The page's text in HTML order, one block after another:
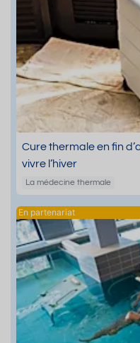
Cure thermale en fin
vivre l’hiver
La médecine thermale